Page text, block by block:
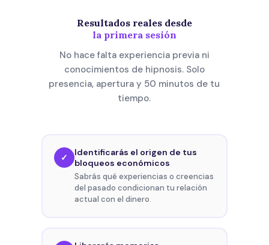
Resultados reales desde
la primera sesión
No hace falta experiencia previa ni
conocimientos de hipnosis. Solo
presencia, apertura y 50 minutos de tu
tiempo.
✓
Identificarás el origen de tus
bloqueos económicos
Sabrás qué experiencias o creencias
del pasado condicionan tu relación
actual con el dinero.